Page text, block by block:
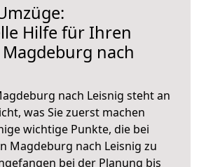
Hilfe für Ihren
nach
nach Leisnig steht an
was Sie zuerst machen
wichtige Punkte, die bei
Magdeburg nach Leisnig zu
bei der Planung bis